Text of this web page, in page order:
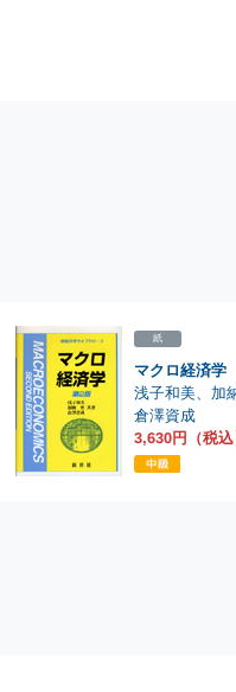
紙
マクロ経済
浅子和美、加
倉澤資成
3,630円（税込